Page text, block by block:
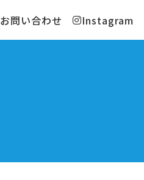
お問い合わせ Instagram